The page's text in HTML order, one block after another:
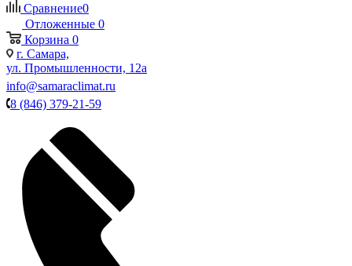
Сравнение0
Отложенные 0
Корзина 0
г. Самара,
ул. Промышленности, 12а
info@samaraclimat.ru
8 (846) 379-21-59